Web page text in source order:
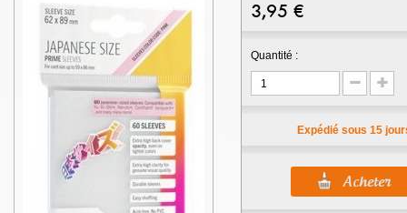
3,95 €
Quantité :
Expédié sous 15